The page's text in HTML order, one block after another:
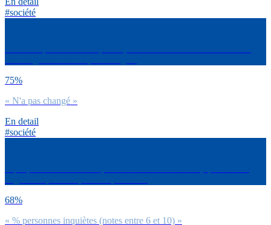
#société
75%
« N'a pas changé »
En detail
#société
68%
« % personnes inquiètes (notes entre 6 et 10) »